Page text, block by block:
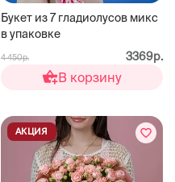
Букет из 7 гладиолусов микс
в упаковке
4 450р. 3369р.
В корзину
АКЦИЯ